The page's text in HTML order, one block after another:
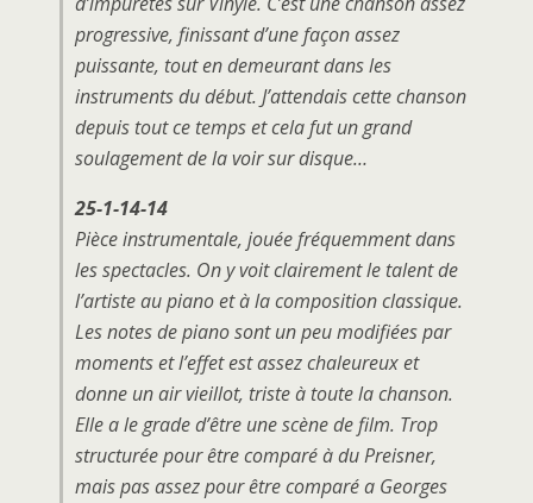
progressive, finissant d’une façon assez
puissante, tout en demeurant dans les
instruments du début. J’attendais cette chanson
depuis tout ce temps et cela fut un grand
soulagement de la voir sur disque…
25-1-14-14
Pièce instrumentale, jouée fréquemment dans
les spectacles. On y voit clairement le talent de
l’artiste au piano et à la composition classique.
Les notes de piano sont un peu modifiées par
moments et l’effet est assez chaleureux et
donne un air vieillot, triste à toute la chanson.
Elle a le grade d’être une scène de film. Trop
structurée pour être comparé à duPreisner,
mais pas assez pour être comparé a Georges